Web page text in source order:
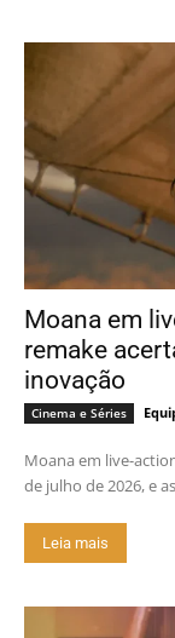
Moana em
remake
inovação
Cinema e Séries
Moana em live-
de julho de 2026, e
Leia mais